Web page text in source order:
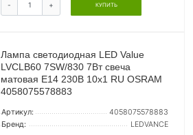
- + КУПИТЬ
Лампа светодиодная LED Value
LVCLB60 7SW/830 7Вт свеча
матовая E14 230В 10х1 RU OSRAM
4058075578883
Артикул:
4058075578883
Бренд:
LEDVANCE